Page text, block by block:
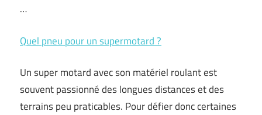
…
Quel pneu pour un supermotard ?
Un super motard avec son matériel roulant est
souvent passionné des longues distances et des
terrains peu praticables. Pour défier donc certaines